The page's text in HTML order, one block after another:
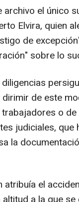
el único
Elvira, quien
de
sobre lo
de este
o de
judiciales, que
la
atribuía el